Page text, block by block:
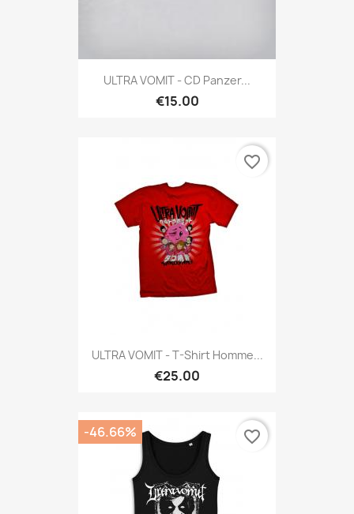
ULTRA VOMIT - CD Panzer...
€15.00
ULTRA VOMIT - T-Shirt Homme...
€25.00
favorite_border
-46.66% favorite_border